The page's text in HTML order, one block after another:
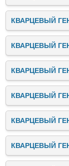
КВАРЦЕВЫЙ
КВАРЦЕВЫЙ
КВАРЦЕВЫЙ
КВАРЦЕВЫЙ
КВАРЦЕВЫЙ
КВАРЦЕВЫЙ